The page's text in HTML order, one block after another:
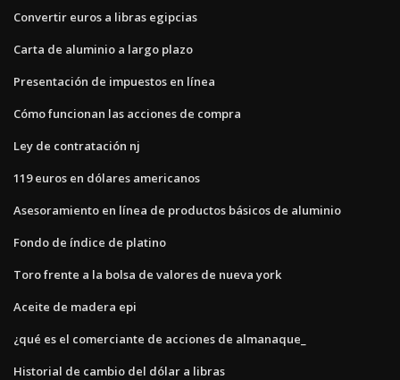
Convertir euros a libras egipcias
Carta de aluminio a largo plazo
Presentación de impuestos en línea
Cómo funcionan las acciones de compra
Ley de contratación nj
119 euros en dólares americanos
Asesoramiento en línea de productos básicos de aluminio
Fondo de índice de platino
Toro frente a la bolsa de valores de nueva york
Aceite de madera epi
¿qué es el comerciante de acciones de almanaque_
Historial de cambio del dólar a libras